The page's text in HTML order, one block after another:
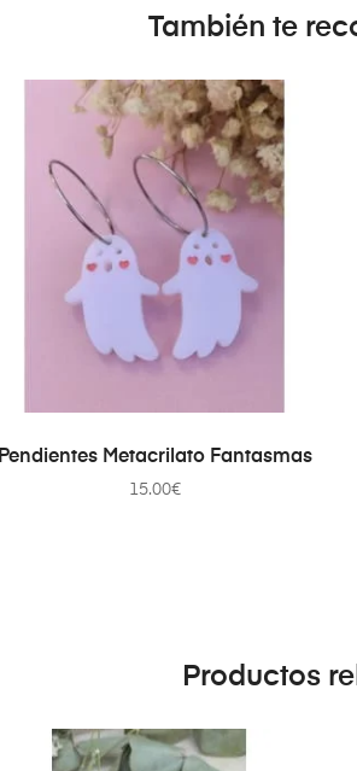
También te
AÑADIR AL CARRITO
Pendientes Metacrilato Fantasmas
15.00€
Productos